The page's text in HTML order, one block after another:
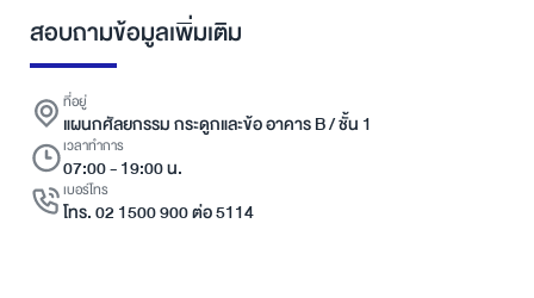
สอบถามข้อมูลเพิ่มเติม
ที่อยู่
แผนกศัลยกรรม กระดูกและข้อ อาคาร B / ชั้น 1
เวลาทำการ
07:00 - 19:00 น.
เบอร์โทร
โทร. 02 1500 900 ต่อ 5114